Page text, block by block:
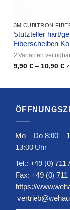
3M CUBITRON
Stützteller hart/
Fiberscheiben
2 Varianten verfügbar
9,90€ – 10,90€
Mo – Do 8:00 –
13:00 Uhr
Tel.: +49 (0) 711
Fax: +49 (0)
https://